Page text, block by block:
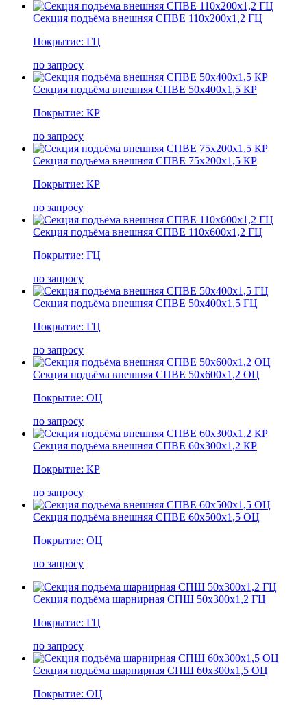
Секция подъёма внешняя СПВЕ 110х200х1,2 ГЦ
Покрытие: ГЦ
по запросу
Секция подъёма внешняя СПВЕ 50х400х1,5 КР
Покрытие: КР
по запросу
Секция подъёма внешняя СПВЕ 75х200х1,5 КР
Покрытие: КР
по запросу
Секция подъёма внешняя СПВЕ 110х600х1,2 ГЦ
Покрытие: ГЦ
по запросу
Секция подъёма внешняя СПВЕ 50х400х1,5 ГЦ
Покрытие: ГЦ
по запросу
Секция подъёма внешняя СПВЕ 50х600х1,2 ОЦ
Покрытие: ОЦ
по запросу
Секция подъёма внешняя СПВЕ 60х300х1,2 КР
Покрытие: КР
по запросу
Секция подъёма внешняя СПВЕ 60х500х1,5 ОЦ
Покрытие: ОЦ
по запросу
Секция подъёма шарнирная СПШ 50х300х1,2 ГЦ
Покрытие: ГЦ
по запросу
Секция подъёма шарнирная СПШ 60х300х1,5 ОЦ
Покрытие: ОЦ